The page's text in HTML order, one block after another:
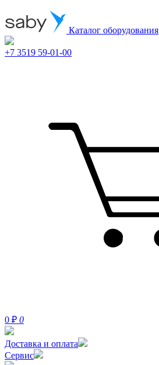
Каталог оборудования
+7 3519 59-01-00
0 ₽ 0
Доставка и оплата
Сервис